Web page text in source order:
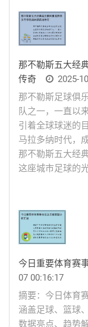
那不勒斯五大经
传奇
2025-
那不勒斯足球俱
队之一，一直以
引着全球球迷的
马拉多纳时代，
那不勒斯五大经
这座城市足球的
今日重要体育赛
07 00:16:17
摘要：今日体育
涵盖足球、篮球
数据亮点、趋势